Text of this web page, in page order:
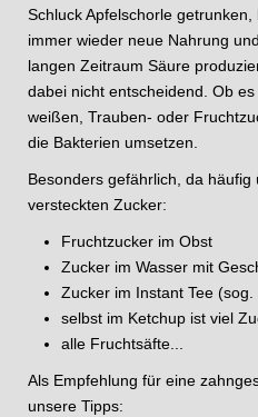
Schluck Apfelschorle
immer wieder neue Nahrung
langen Zeitraum Säure
dabei nicht entscheidend. Ob
weißen, Trauben- oder
die Bakterien umsetzen.
Besonders gefährlich, da häufig
versteckten Zucker:
Fruchtzucker im Obst
Zucker im Wasser mit
Zucker im Instant Tee (sog.
selbst im Ketchup ist viel
alle Fruchtsäfte...
Als Empfehlung für eine
unsere Tipps: